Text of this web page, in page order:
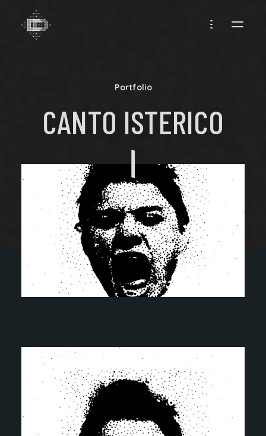
Portfolio
CANTO ISTERICO